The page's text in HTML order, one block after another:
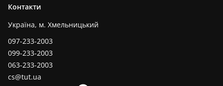
Контакти
Україна, м. Хмельницький
097-233-2003
099-233-2003
063-233-2003
cs@tut.ua